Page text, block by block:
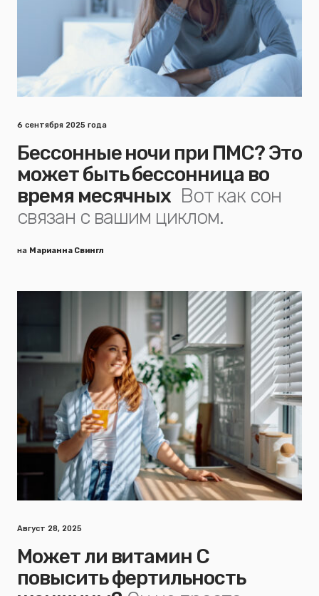
6 сентября 2025 года
Бессонные ночи при ПМС? Это
может быть бессонница во
время месячных Вот как сон
связан с вашим циклом.
на Марианна Свингл
Август 28, 2025
Может ли витамин С
повысить фертильность